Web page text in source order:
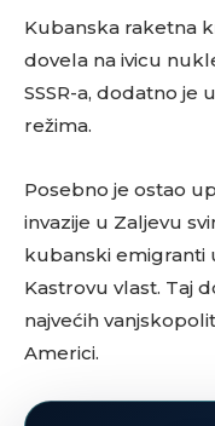
Kubanska raketna
dovela na ivicu
SSSR-a, dodatno je
režima.
Posebno je ostao
invazije u Zaljevu
kubanski emigranti
Kastrovu vlast. Taj
najvećih
Americi.